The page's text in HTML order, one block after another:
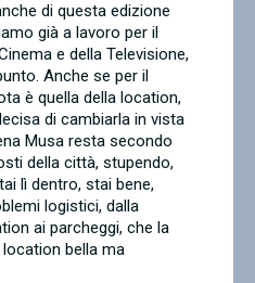
di questa edizione
già a lavoro per il
e della Televisione,
Anche se per il
è quella della location,
di cambiarla in vista
Musa resta secondo
della città, stupendo,
lì dentro, stai bene,
logistici, dalla
ai parcheggi, che la
bella ma